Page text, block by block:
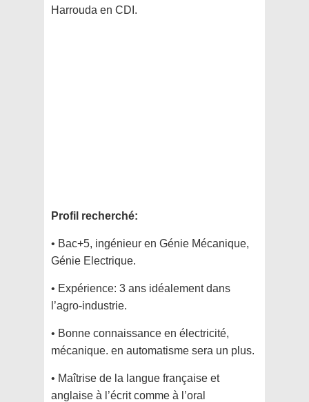
Harrouda en CDI.
Profil recherché:
• Bac+5, ingénieur en Génie Mécanique,
Génie Electrique.
• Expérience: 3 ans idéalement dans
l’agro-industrie.
• Bonne connaissance en électricité,
mécanique. en automatisme sera un plus.
• Maîtrise de la langue française et
anglaise à l’écrit comme à l’oral